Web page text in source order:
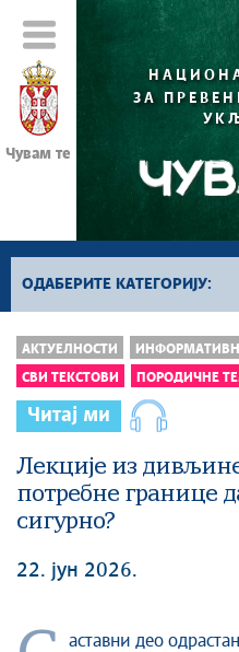
Чувам те
ЗА
ОДАБЕРИТЕ КАТЕГОРИЈУ:
Сви текстови
Породичне теме
Деца и млади
Интернет и друштвене
Међусекторска
АКТУЕЛНОСТИ
СВИ ТЕКСТОВИ ПОРОДИЧНЕ
Читај ми
Лекције из
потребне границе
сигурно?
22. јун 2026.
аставни део